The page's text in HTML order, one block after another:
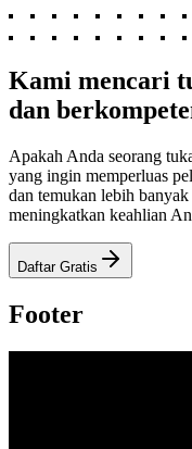
Kami mencari
dan
Apakah Anda seorang
yang ingin memperluas
dan temukan lebih
meningkatkan keahlian
Daftar Gratis
Footer